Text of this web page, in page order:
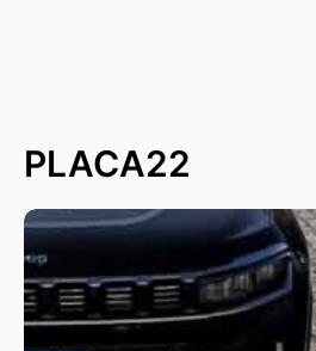
PLACA22